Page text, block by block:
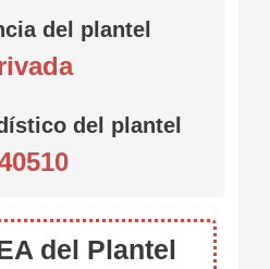
del plantel
del plantel
del Plantel